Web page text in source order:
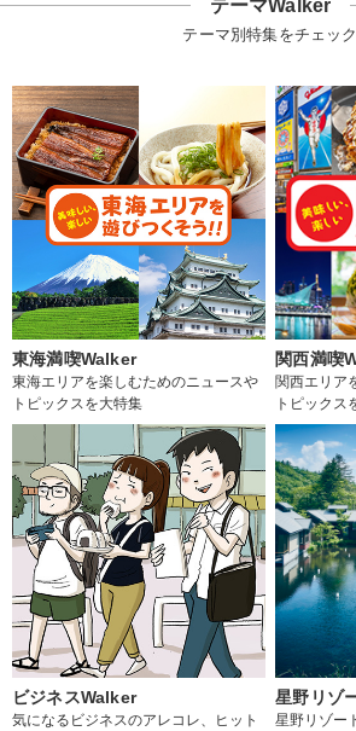
テーマWalker
テーマ別特集をチェック
東海満喫Walker
東海エリアを楽しむためのニュースや
トピックスを大特集
関西満喫
関西エリア
トピックス
ビジネスWalker
気になるビジネスのアレコレ、ヒット
星野リゾ
星野リゾー